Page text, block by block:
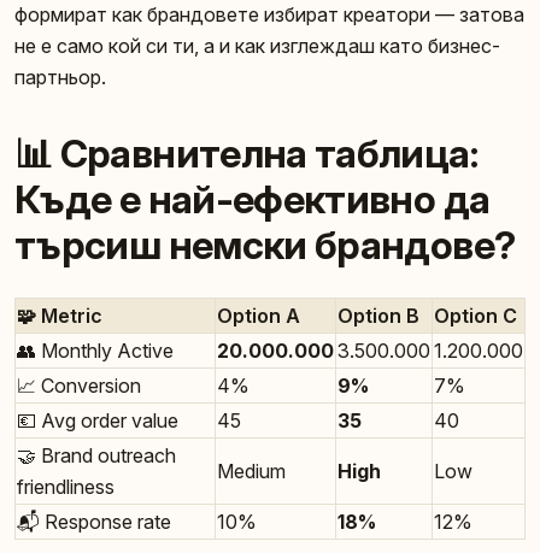
формират как брандовете избират креатори — затова
не е само кой си ти, а и как изглеждаш като бизнес-
партньор.
📊 Сравнителна таблица:
Къде е най-ефективно да
търсиш немски брандове?
🧩 Metric Option A Option B
Option C
👥 Monthly Active
20.000.0003.500.000 1.200.000
📈 Conversion
4% 9%
7%
💶 Avg order value
45 35
40
🤝 Brand outreach
friendliness
Medium High Low
📬 Response rate 10% 18% 12%